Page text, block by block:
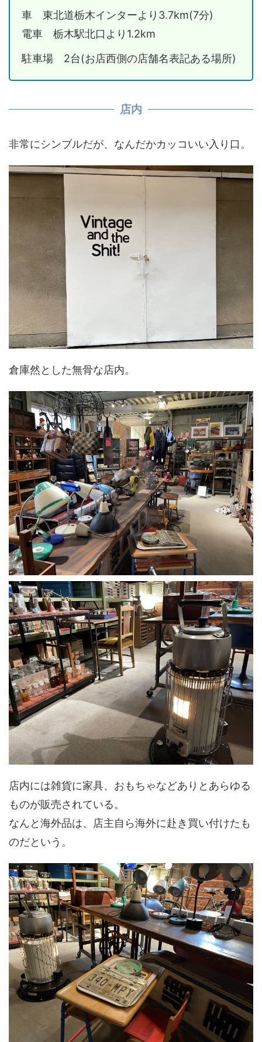
車 東北道栃木インターより3.7km(7分)
電車 栃木駅北口より1.2km
駐車場 2台(お店西側の店舗名表記ある場所)
店内
非常にシンブルだが、なんだかカッコいい入り口。
倉庫然とした無骨な店内。
店内には雑貨に家具、おもちゃなどありとあらゆる
ものが販売されている。
なんと海外品は、店主自ら海外に赴き買い付けたも
のだという。